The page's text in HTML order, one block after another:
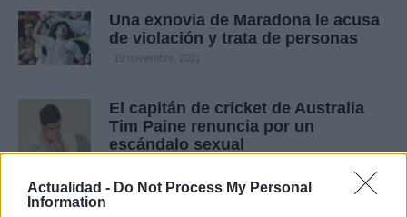
Actualidad - Do Not Process My Personal
Information
Una exnovia de Maradona le acusa
de violación y trata de personas
19 noviembre, 2021
El capitán de cricket de Australia
Tim Paine renuncia por un
escándalo sexual